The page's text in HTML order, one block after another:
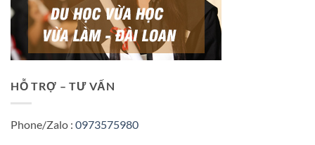
HỖ TRỢ – TƯ VẤN
Phone/Zalo : 0973575980